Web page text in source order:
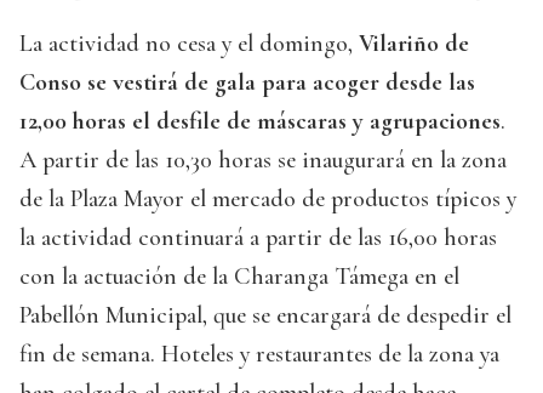
La actividad no cesa y el domingo, Vilariño de
Conso se vestirá de gala para acoger desde las
12,00 horas el desfile de máscaras y agrupaciones.
A partir de las 10,30 horas se inaugurará en la zona
de la Plaza Mayor el mercado de productos típicos y
la actividad continuará a partir de las 16,00 horas
con la actuación de la Charanga Támega en el
Pabellón Municipal, que se encargará de despedir el
fin de semana. Hoteles y restaurantes de la zona ya